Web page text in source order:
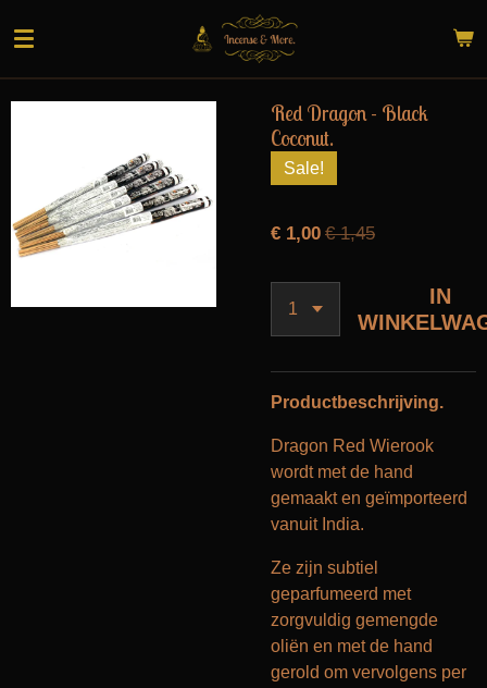
direct
naar
de
Red Dragon - Black
Coconut.
Sale!
€ 1,00 € 1,45
IN
Productbeschrijving.
Dragon Red Wierook
wordt met de hand
gemaakt en geïmporteerd
vanuit India.
Ze zijn subtiel
geparfumeerd met
zorgvuldig gemengde
oliën en met de hand
gerold om vervolgens per